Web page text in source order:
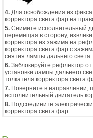
4. Для освобождения из
корректора света фар на
5. Снимите исполнительный
перемещая в сторону,
корректора из зажима на
корректора света фар с
снятия лампы дальнего света.
6. Заблокируйте рефлектор
установки лампы дальнего
толкателя корректора света
7. Поверните в направлении,
исполнительный двигатель
8. Подсоедините
корректора света фар.